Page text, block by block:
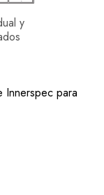
y
Innerspec para